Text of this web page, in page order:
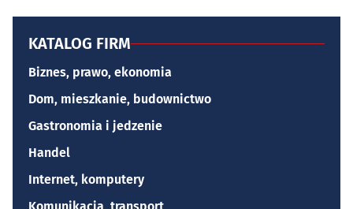
KATALOG FIRM
Biznes, prawo, ekonomia
Dom, mieszkanie, budownictwo
Gastronomia i jedzenie
Handel
Internet, komputery